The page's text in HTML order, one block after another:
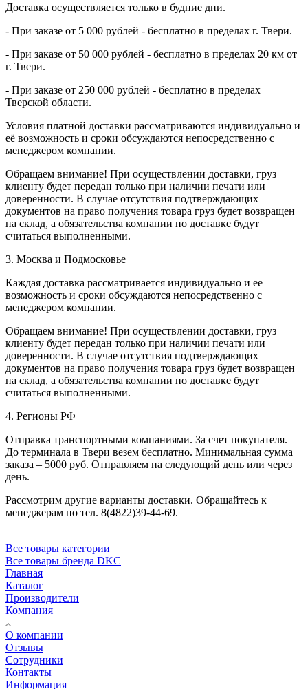
Доставка осуществляется только в будние дни.
- При заказе от 5 000 рублей - бесплатно в пределах г. Твери.
- При заказе от 50 000 рублей - бесплатно в пределах 20 км от
г. Твери.
- При заказе от 250 000 рублей - бесплатно в пределах
Тверской области.
Условия платной доставки рассматриваются индивидуально и
её возможность и сроки обсуждаются непосредственно с
менеджером компании.
Обращаем внимание! При осуществлении доставки, груз
клиенту будет передан только при наличии печати или
доверенности. В случае отсутствия подтверждающих
документов на право получения товара груз будет возвращен
на склад, а обязательства компании по доставке будут
считаться выполненными.
3. Москва и Подмосковье
Каждая доставка рассматривается индивидуально и ее
возможность и сроки обсуждаются непосредственно с
менеджером компании.
Обращаем внимание! При осуществлении доставки, груз
клиенту будет передан только при наличии печати или
доверенности. В случае отсутствия подтверждающих
документов на право получения товара груз будет возвращен
на склад, а обязательства компании по доставке будут
считаться выполненными.
4. Регионы РФ
Отправка транспортными компаниями. За счет покупателя.
До терминала в Твери везем бесплатно. Минимальная сумма
заказа – 5000 руб. Отправляем на следующий день или через
день.
Рассмотрим другие варианты доставки. Обращайтесь к
менеджерам по тел. 8(4822)39-44-69.
Все товары категории
Все товары бренда DKC
Главная
Каталог
Производители
Компания
О компании
Отзывы
Сотрудники
Контакты
Информация